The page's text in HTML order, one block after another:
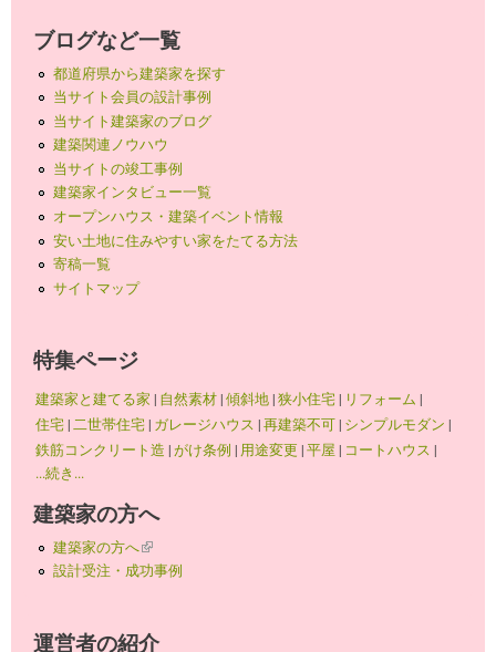
ブログなど一覧
都道府県から建築家を探す
当サイト会員の設計事例
当サイト建築家のブログ
建築関連ノウハウ
当サイトの竣工事例
建築家インタビュー一覧
オープンハウス・建築イベント情報
安い土地に住みやすい家をたてる方法
寄稿一覧
サイトマップ
特集ページ
建築家と建てる家 | 自然素材|傾斜地|狭小住宅| リフォーム |
住宅|二世帯住宅| ガレージハウス |再建築不可| シンプルモダン |
鉄筋コンクリート造 |がけ条例 | 用途変更 |平屋 | コートハウス |
...続き...
建築家の方へ
建築家の方へ(link is external)
設計受注・成功事例
運営者の紹介